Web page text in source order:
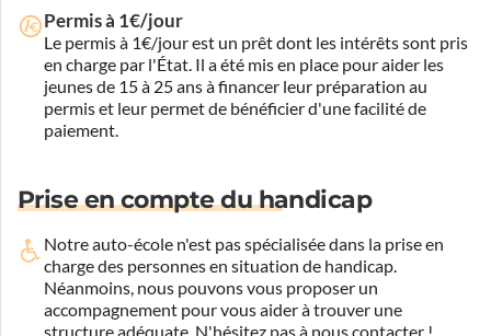
Permis à 1€/jour
Le permis à 1€/jour est un prêt dont les intérêts sont pris
en charge par l'État. Il a été mis en place pour aider les
jeunes de 15 à 25 ans à financer leur préparation au
permis et leur permet de bénéficier d'une facilité de
paiement.
Prise en compte du handicap
Notre auto-école n'est pas spécialisée dans la prise en
charge des personnes en situation de handicap.
Néanmoins, nous pouvons vous proposer un
accompagnement pour vous aider à trouver une
structure adéquate. N'hésitez pas à nous contacter !